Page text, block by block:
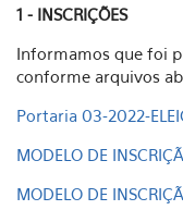
1 - INSCRIÇÕES
Informamos que foi
conforme arquivos
Portaria 03-2022-
MODELO DE
MODELO DE